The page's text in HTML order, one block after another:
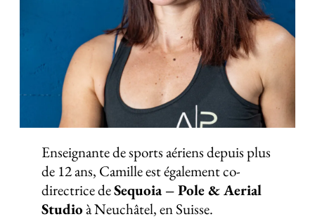
Enseignante de sports aériens depuis plus
de 12 ans, Camille est également co-
directrice deSequoia – Pole & Aerial
Studioà Neuchâtel, en Suisse.